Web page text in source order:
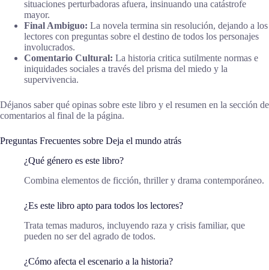
situaciones perturbadoras afuera, insinuando una catástrofe
mayor.
Final Ambiguo: La novela termina sin resolución, dejando a los
lectores con preguntas sobre el destino de todos los personajes
involucrados.
Comentario Cultural: La historia critica sutilmente normas e
iniquidades sociales a través del prisma del miedo y la
supervivencia.
Déjanos saber qué opinas sobre este libro y el resumen en la sección de
comentarios al final de la página.
Preguntas Frecuentes sobre Deja el mundo atrás
¿Qué género es este libro?
Combina elementos de ficción, thriller y drama contemporáneo.
¿Es este libro apto para todos los lectores?
Trata temas maduros, incluyendo raza y crisis familiar, que
pueden no ser del agrado de todos.
¿Cómo afecta el escenario a la historia?